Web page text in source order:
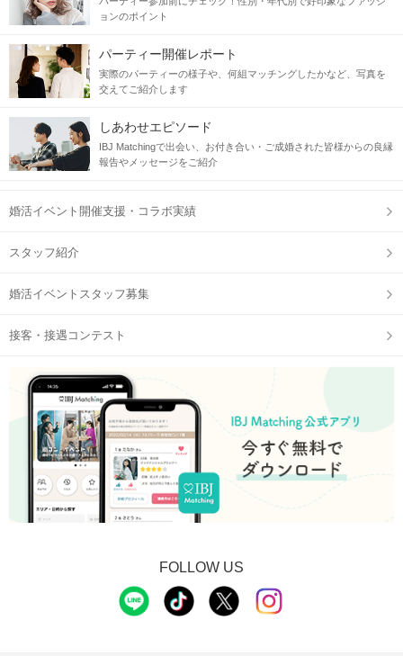
ョンのポイント
パーティー開催レポート
実際のパーティーの様子や、何組マッチングしたかなど、写真を
交えてご紹介します
しあわせエピソード
IBJ Matchingで出会い、お付き合い・ご成婚された皆様からの良縁
報告やメッセージをご紹介
婚活イベント開催支援・コラボ実績
スタッフ紹介
婚活イベントスタッフ募集
接客・接遇コンテスト
FOLLOW US